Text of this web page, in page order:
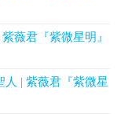
薇君『紫微星明』
| 紫薇君『紫微星